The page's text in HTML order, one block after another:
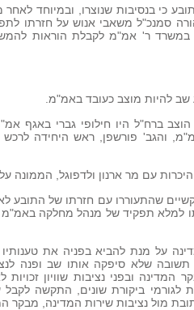
סמנכ"ל משאבי אנוש על חזרתו
מיום 2/8/09 עליו להתייצב במשרד ר' אמ"מ לקבלת
ברח"ל היו חילופי גברי באגף
והגב' פורשפן, ראש היחידה
הקשיים שהתעוררו עם חזרתו של התובע
למלא תפקיד של מנהל מחלקה
על מנת להביא בפניה את
שלא סיפקה אותו שב ופנה
ובפני נציבות שוויון זכויות
לגורמי ביקורת שונים, התקשה
מול נציבות שירות המדינה, מבקר